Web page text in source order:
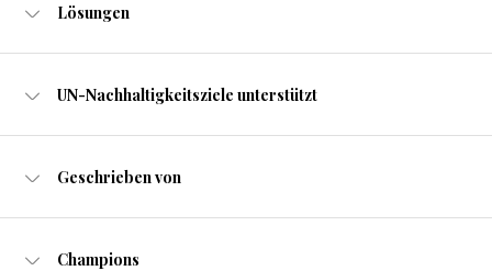
Lösungen
UN-Nachhaltigkeitsziele unterstützt
Geschrieben von
Champions